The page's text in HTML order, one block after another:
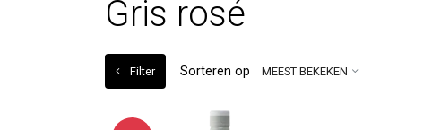
Gris rosé
Filter Sorteren op MEEST BEKEKEN